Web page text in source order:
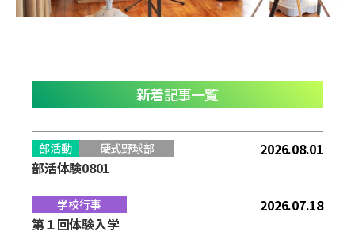
新着記事一覧
部活動 硬式野球部
2026.08.01
部活体験0801
学校行事
2026.07.18
第１回体験入学